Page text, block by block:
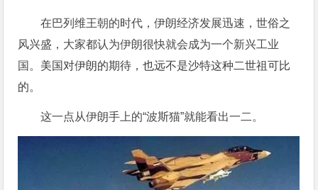
在巴列维王朝的时代，伊朗经济发展迅速，世俗之
风兴盛，大家都认为伊朗很快就会成为一个新兴工业
国。 美国对伊朗的期待，也远不是沙特这种二世祖可比
的。
这一点从伊朗手上的“波斯猫”就能看出一二。